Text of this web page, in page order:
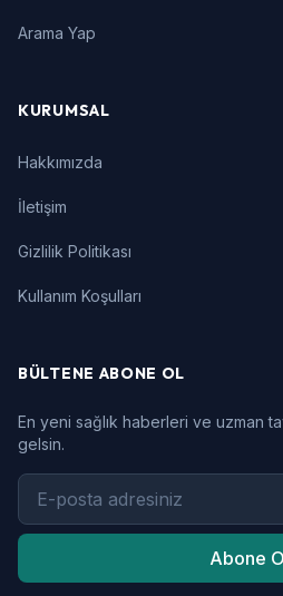
Arama Yap
KURUMSAL
Hakkımızda
İletişim
Gizlilik Politikası
Kullanım Koşulları
BÜLTENE ABONE OL
En yeni sağlık haberleri ve uzman
gelsin.
Abone